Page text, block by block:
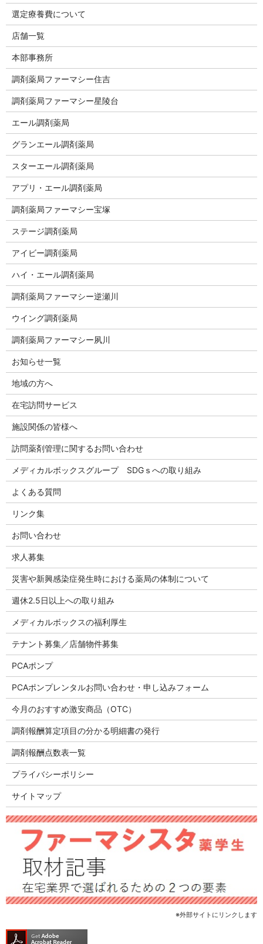
選定療養費について
店舗一覧
本部事務所
調剤薬局ファーマシー住吉
調剤薬局ファーマシー星陵台
エール調剤薬局
グランエール調剤薬局
スターエール調剤薬局
アプリ・エール調剤薬局
調剤薬局ファーマシー宝塚
ステージ調剤薬局
アイビー調剤薬局
ハイ・エール調剤薬局
調剤薬局ファーマシー逆瀬川
ウイング調剤薬局
調剤薬局ファーマシー夙川
お知らせ一覧
地域の方へ
在宅訪問サービス
施設関係の皆様へ
訪問薬剤管理に関するお問い合わせ
メディカルボックスグループ SDGｓへの取り組み
よくある質問
リンク集
お問い合わせ
求人募集
災害や新興感染症発生時における薬局の体制について
週休2.5日以上への取り組み
メディカルボックスの福利厚生
テナント募集／店舗物件募集
PCAポンプ
PCAポンプレンタルお問い合わせ・申し込みフォーム
今月のおすすめ激安商品（OTC）
調剤報酬算定項目の分かる明細書の発行
調剤報酬点数表一覧
プライバシーポリシー
サイトマップ
※外部サイトにリンクします